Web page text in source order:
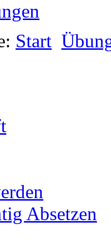
Start
Absetzen